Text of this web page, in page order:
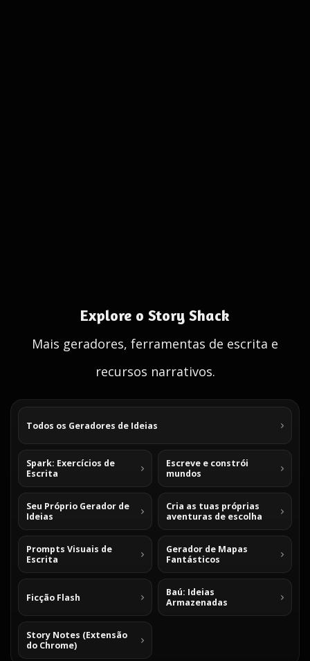
Explore o Story Shack
Mais geradores, ferramentas de escrita e
recursos narrativos.
Todos os Geradores de Ideias
Spark: Exercícios de
Escrita
Escreve e constrói
mundos
Seu Próprio Gerador de
Ideias
Cria as tuas próprias
aventuras de escolha
Prompts Visuais de
Escrita
Gerador de Mapas
Fantásticos
Ficção Flash
Baú: Ideias
Armazenadas
Story Notes (Extensão
do Chrome)